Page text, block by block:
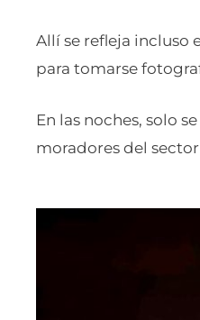
Allí se refleja incluso
para tomarse
En las noches, solo
moradores del